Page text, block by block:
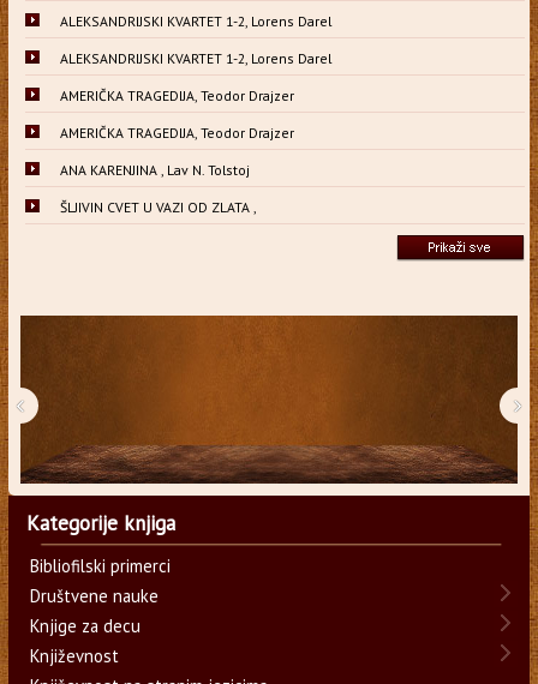
ALEKSANDRIJSKI KVARTET 1-2, Lorens Darel
ALEKSANDRIJSKI KVARTET 1-2, Lorens Darel
AMERIČKA TRAGEDIJA, Teodor Drajzer
AMERIČKA TRAGEDIJA, Teodor Drajzer
ANA KARENJINA , Lav N. Tolstoj
ŠLJIVIN CVET U VAZI OD ZLATA ,
‹ ›
Kategorije knjiga
Bibliofilski primerci
Društvene nauke
Knjige za decu
Književnost